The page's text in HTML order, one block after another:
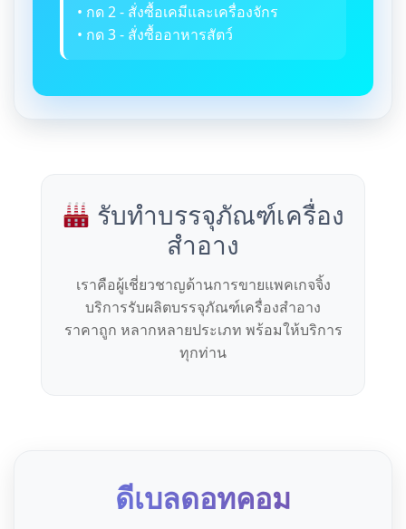
• กด 2 - สั่งซื้อเคมีและเครื่องจักร
• กด 3 - สั่งซื้ออาหารสัตว์
รับทำบรรจุภัณฑ์เครื่อง
สำอาง
เราคือผู้เชี่ยวชาญด้านการขายแพคเกจจิ้ง
บริการรับผลิตบรรจุภัณฑ์เครื่องสำอาง
ราคาถูก หลากหลายประเภท พร้อมให้บริการ
ทุกท่าน
ดีเบลดอทคอม